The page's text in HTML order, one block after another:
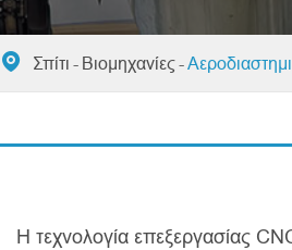
 Σπίτι Βιομηχανίες
Η τεχνολογία επεξεργασίας